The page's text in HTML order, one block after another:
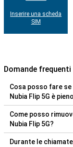
Inserire una scheda
SIM
Domande
Cosa posso fare
Nubia Flip 5G è
Come posso
Nubia Flip 5G?
Durante le